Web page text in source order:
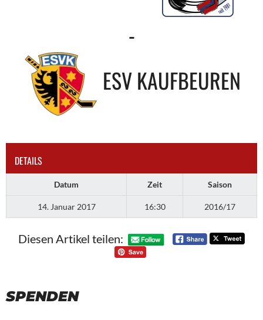
-
ESV KAUFBEUREN
DETAILS
Datum Zeit Saison
14. Januar 2017 16:30 2016/17
Diesen Artikel teilen:
SPENDEN